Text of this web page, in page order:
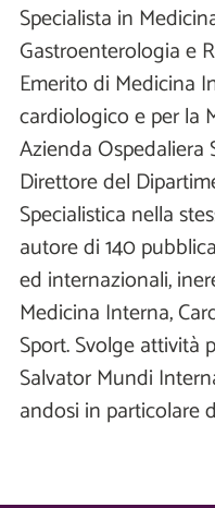
Specialista in
Gastroenterologia e
Emerito di Medicina
cardiologico e per la
Azienda Ospedaliera
Direttore del
Specialistica nella
autore di 140
ed internazionali,
Medicina Interna,
Sport. Svolge attività
Salvator Mundi
andosi in particolare